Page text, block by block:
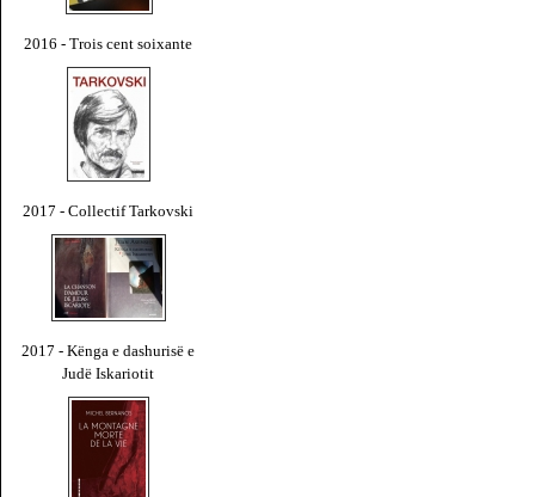
2016 - Trois cent soixante
2017 - Collectif Tarkovski
2017 - Kënga e dashurisë e
Judë Iskariotit